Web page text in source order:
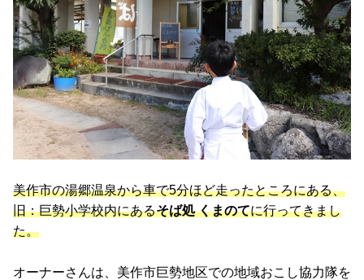
美作市の湯郷温泉から車で5分ほど走ったところにある、
旧：巨勢小学校内にあるそば処 くまのてに行ってきまし
た。
オーナーさんは、美作市巨勢地区での地域おこし協力隊を